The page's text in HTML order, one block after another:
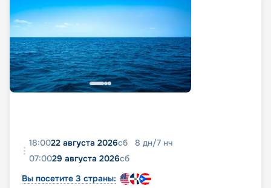
18:0022 августа 2026сб 8 дн/7 нч
07:0029 августа 2026сб
Вы посетите 3 страны: